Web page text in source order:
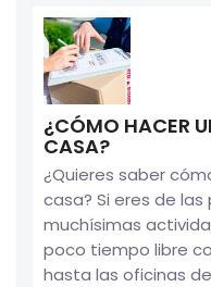
¿CÓMO HACER
CASA?
¿Quieres saber
casa? Si eres de
muchísimas
poco tiempo libre
hasta las oficinas